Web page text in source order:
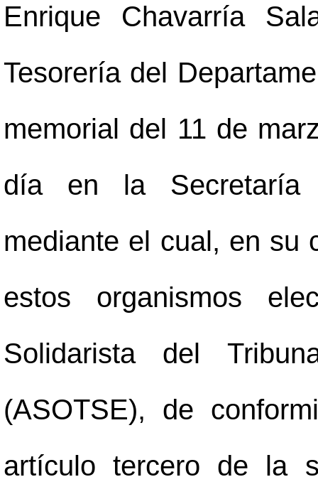
Enrique Chavarría
Tesorería del
memorial del 11 de
día en la Secretaría
mediante el cual, en su
estos organismos
Solidarista del
(ASOTSE), de
artículo tercero de la